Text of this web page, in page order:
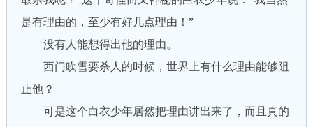
是有理由的，至少有好几点理由！”
没有人能想得出他的理由。
西门吹雪要杀人的时候，世界上有什么理由能够阻
止他？
可是这个白衣少年居然把理由讲出来了，而且真的